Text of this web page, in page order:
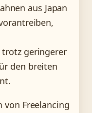
aus Japan
trotz geringerer
den breiten
von Freelancing